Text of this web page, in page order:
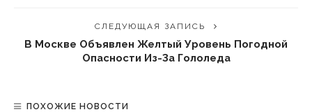
СЛЕДУЮЩАЯ ЗАПИСЬ
В Москве Объявлен Желтый Уровень Погодной
Опасности Из-За Гололеда
ПОХОЖИЕ НОВОСТИ